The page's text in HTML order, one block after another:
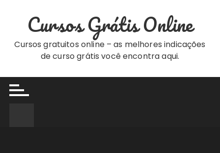
conteúdo
Cursos Grátis Online
Cursos gratuitos online – as melhores indicações
de curso grátis você encontra aqui.